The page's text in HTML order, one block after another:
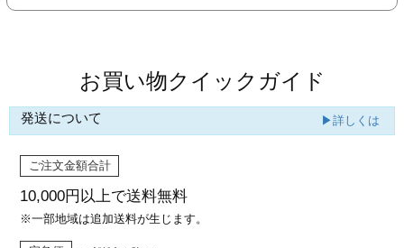
お買い物クイックガイド
発送について ▶詳しくは
ご注文金額合計
10,000円以上で送料無料
※一部地域は追加送料が生じます。